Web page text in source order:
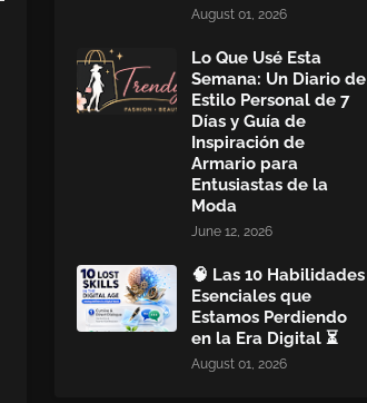
August 01, 2026
Lo Que Usé Esta
Semana: Un Diario de
Estilo Personal de 7
Días y Guía de
Inspiración de
Armario para
Entusiastas de la
Moda
June 12, 2026
🧠 Las 10 Habilidades
Esenciales que
Estamos Perdiendo
en la Era Digital ⏳
August 01, 2026